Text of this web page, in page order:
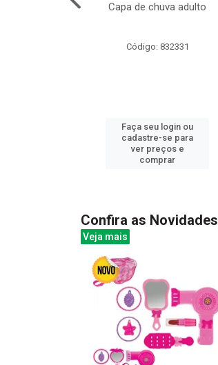
Capa de chuva adulto
Código: 832331
Faça seu login ou
cadastre-se para
ver preços e
comprar
Confira as Novidades
Veja mais